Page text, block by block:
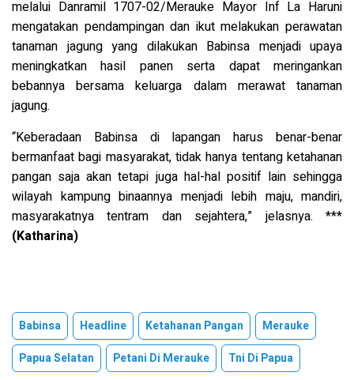
melalui Danramil 1707-02/Merauke Mayor Inf La Haruni
mengatakan pendampingan dan ikut melakukan perawatan
tanaman jagung yang dilakukan Babinsa menjadi upaya
meningkatkan hasil panen serta dapat meringankan
bebannya bersama keluarga dalam merawat tanaman
jagung.
“Keberadaan Babinsa di lapangan harus benar-benar
bermanfaat bagi masyarakat, tidak hanya tentang ketahanan
pangan saja akan tetapi juga hal-hal positif lain sehingga
wilayah kampung binaannya menjadi lebih maju, mandiri,
masyarakatnya tentram dan sejahtera,” jelasnya. ***
(Katharina)
Babinsa Headline Ketahanan Pangan
Merauke
Papua Selatan
Petani Di Merauke Tni Di Papua